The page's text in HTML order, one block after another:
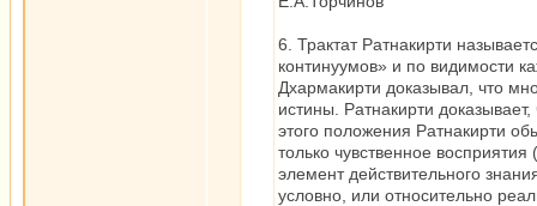
6. Трактат Ратнакирти
континуумов» и по видимости
Дхармакирти доказывал, что
истины. Ратнакирти
этого положения Ратнакирти
только чувственное
элемент действительного
условно, или относительно